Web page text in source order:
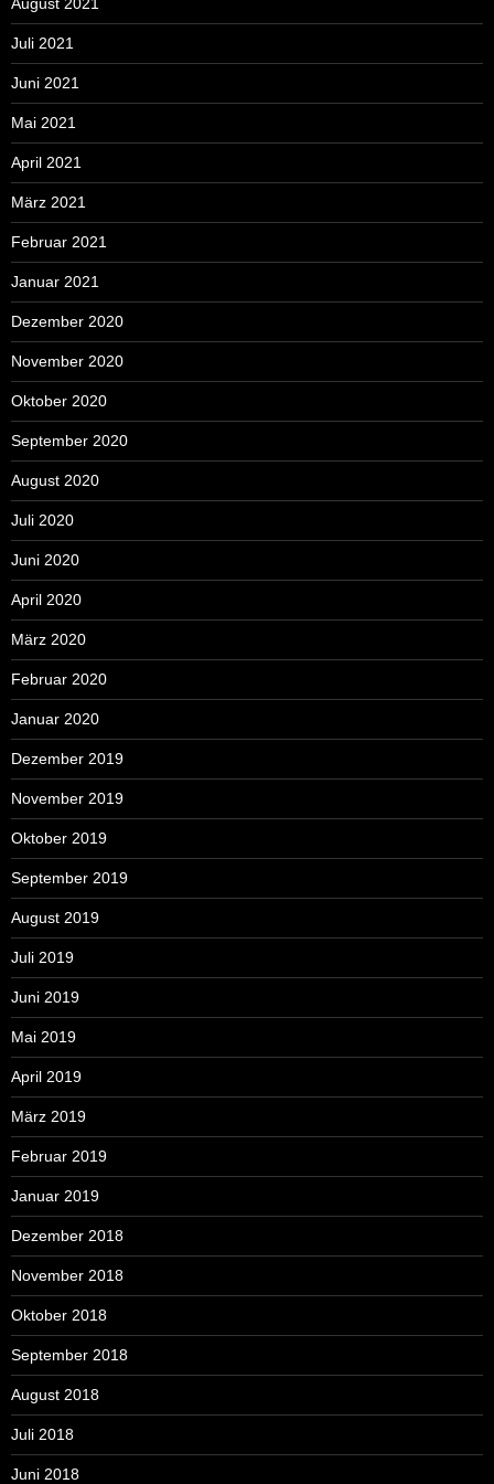
Juli 2021
Juni 2021
Mai 2021
April 2021
März 2021
Februar 2021
Januar 2021
Dezember 2020
November 2020
Oktober 2020
September 2020
August 2020
Juli 2020
Juni 2020
April 2020
März 2020
Februar 2020
Januar 2020
Dezember 2019
November 2019
Oktober 2019
September 2019
August 2019
Juli 2019
Juni 2019
Mai 2019
April 2019
März 2019
Februar 2019
Januar 2019
Dezember 2018
November 2018
Oktober 2018
September 2018
August 2018
Juli 2018
Juni 2018